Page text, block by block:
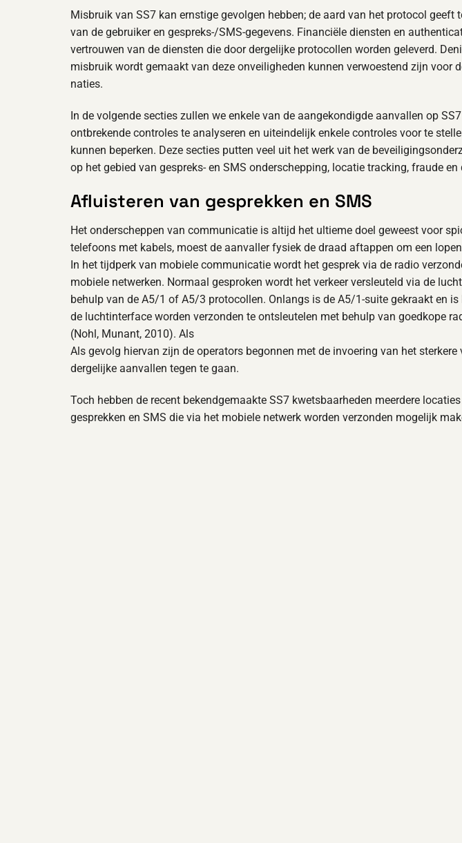
Misbruik van SS7 kan ernstige gevolgen hebben; de aard van het protocol
van de gebruiker en gespreks-/SMS-gegevens. Financiële diensten en
vertrouwen van de diensten die door dergelijke protocollen worden geleverd.
misbruik wordt gemaakt van deze onveiligheden kunnen verwoestend zijn voor
naties.
In de volgende secties zullen we enkele van de aangekondigde aanvallen op
ontbrekende controles te analyseren en uiteindelijk enkele controles voor te
kunnen beperken. Deze secties putten veel uit het werk van de
op het gebied van gespreks- en SMS onderschepping, locatie tracking, fraude
Afluisteren van gesprekken en SMS
Het onderscheppen van communicatie is altijd het ultieme doel geweest voor
telefoons met kabels, moest de aanvaller fysiek de draad aftappen om een
In het tijdperk van mobiele communicatie wordt het gesprek via de radio
mobiele netwerken. Normaal gesproken wordt het verkeer versleuteld via de
behulp van de A5/1 of A5/3 protocollen. Onlangs is de A5/1-suite gekraakt en
de luchtinterface worden verzonden te ontsleutelen met behulp van goedkope
(Nohl, Munant, 2010). Als
Als gevolg hiervan zijn de operators begonnen met de invoering van het
dergelijke aanvallen tegen te gaan.
Toch hebben de recent bekendgemaakte SS7 kwetsbaarheden meerdere
gesprekken en SMS die via het mobiele netwerk worden verzonden mogelijk